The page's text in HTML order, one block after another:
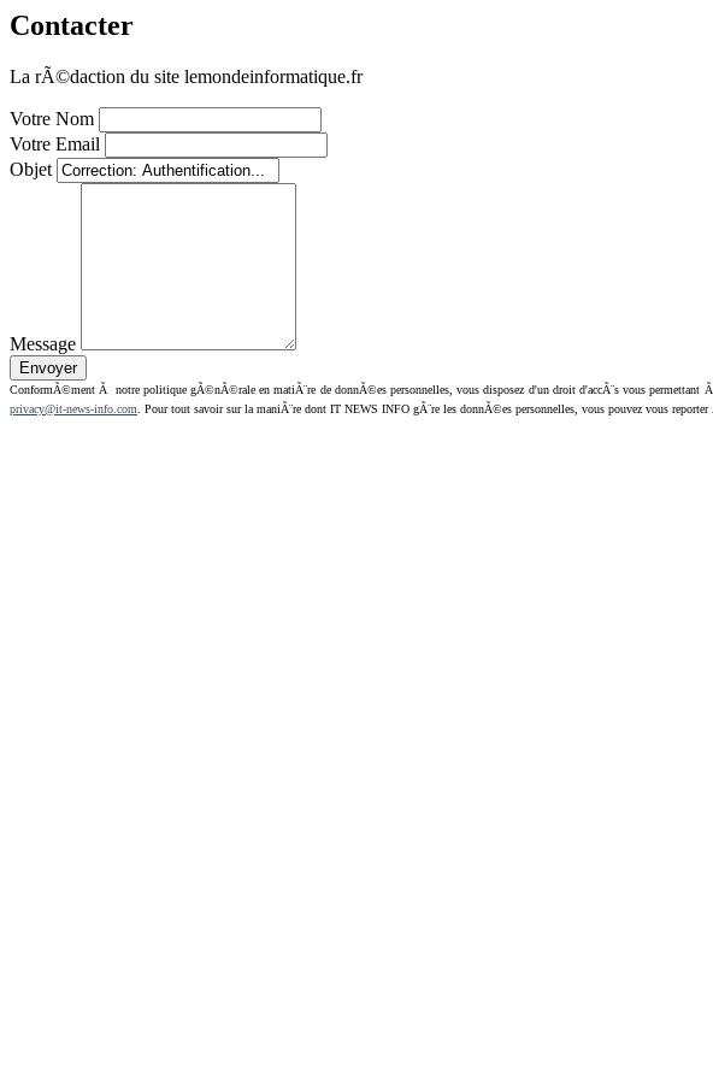
Contacter
La rÃ©daction du site lemondeinformatique.fr
Votre Nom
Votre Email
Objet
Message
ConformÃ©ment Ã notre politique gÃ©nÃ©rale en matiÃ¨re de donnÃ©es personnelles, vous disposez d'un droit d'accÃ¨s vous
privacy@it-news-info.com . Pour tout savoir sur la maniÃ¨re dont IT NEWS INFO gÃ¨re les donnÃ©es personnelles, vous pouvez vous